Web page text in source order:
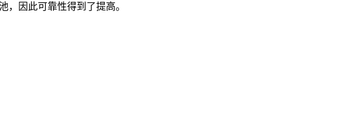
，因此可靠性得到了提高。